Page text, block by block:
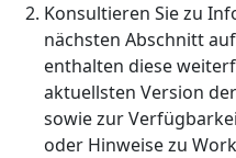
Konsultieren Sie zu
nächsten Abschnitt
enthalten diese
aktuellsten Version
sowie zur
oder Hinweise zu